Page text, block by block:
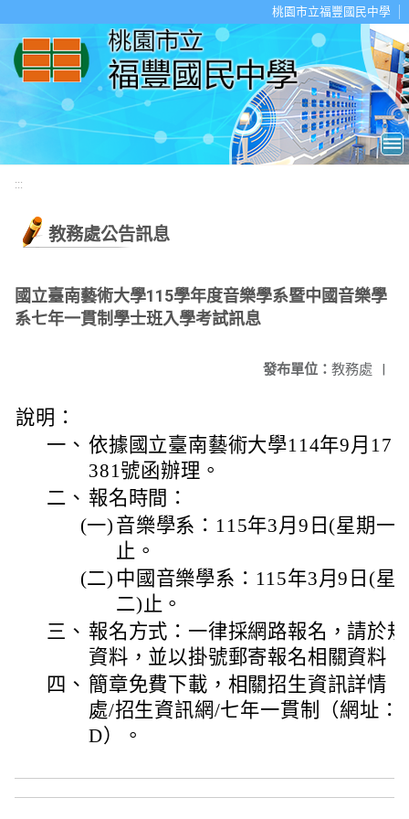
桃園市立福豐國民中學
:::
教務處公告訊息
國立臺南藝術大學115學年度音樂學系暨中國音樂學
系七年一貫制學士班入學考試訊息
發布單位： 教務處 |
說明：
一、 依據國立臺南藝術大學114年9月17
381號函辦理。
二、 報名時間：
(一) 音樂學系：115年3月9日(星期一
止。
(二) 中國音樂學系：115年3月9日(星
二)止。
三、 報名方式：一律採網路報名，請於
資料，並以掛號郵寄報名相關資料
四、 簡章免費下載，相關招生資訊詳情
處/招生資訊網/七年一貫制（網址：
D）。